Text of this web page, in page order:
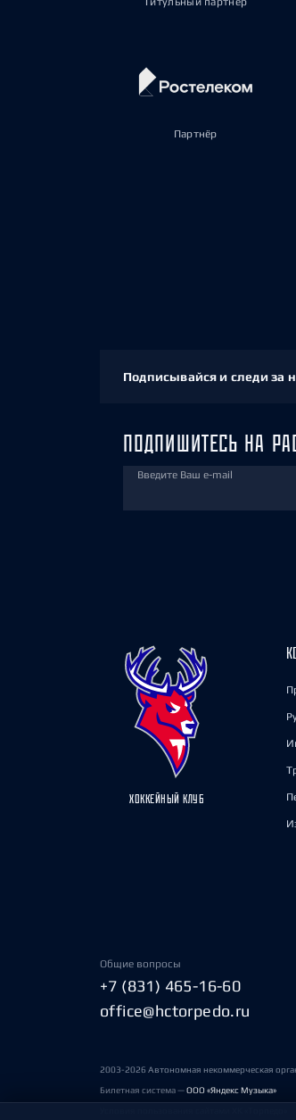
Партнёр
Подписывайся и следи за
ПОДПИШИТЕСЬ НА
Введите Ваш e-mail
ХОККЕЙНЫЙ КЛУБ
Общие вопросы
+7 (831) 465-16-60
office@hctorpedo.ru
2003-2026 Автономная некоммерческая
Билетная система —ООО «Яндекс Музыка»